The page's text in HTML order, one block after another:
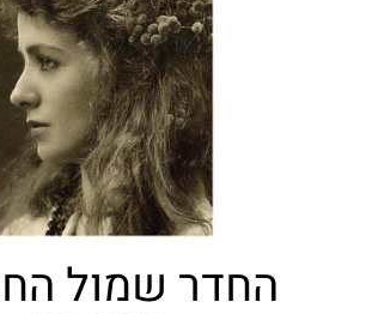
החדר שמול